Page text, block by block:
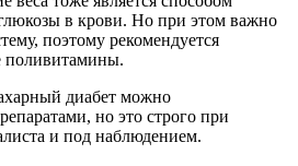
в крови. Но при этом важно
поэтому рекомендуется
поливитамины.
диабет можно
но это строго при
и под наблюдением.